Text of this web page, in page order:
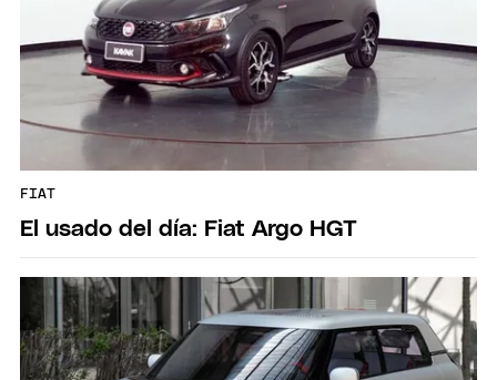
FIAT
El usado del día: Fiat Argo HGT